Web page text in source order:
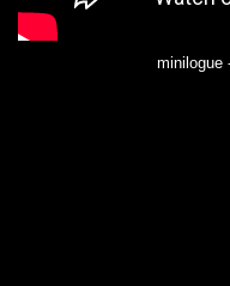
minilogue